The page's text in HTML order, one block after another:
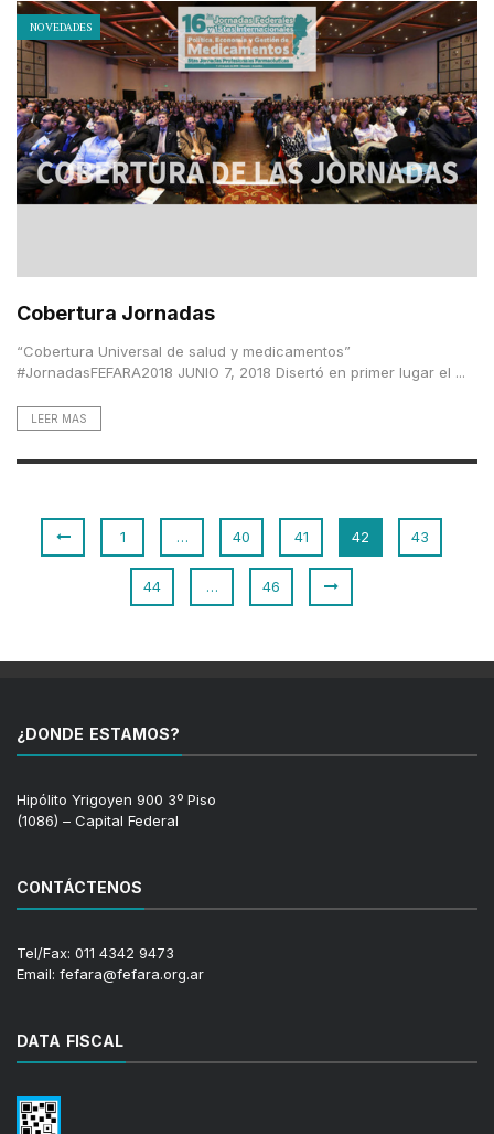
NOVEDADES
Cobertura Jornadas
“Cobertura Universal de salud y medicamentos”
#JornadasFEFARA2018 JUNIO 7, 2018 Disertó en primer lugar el ...
LEER MAS
1 … 40 41 42 43
44 … 46
¿DONDE ESTAMOS?
Hipólito Yrigoyen 900 3º Piso
(1086) – Capital Federal
CONTÁCTENOS
Tel/Fax: 011 4342 9473
Email: fefara@fefara.org.ar
DATA FISCAL